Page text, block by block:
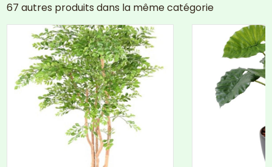
67 autres produits dans la même catégorie